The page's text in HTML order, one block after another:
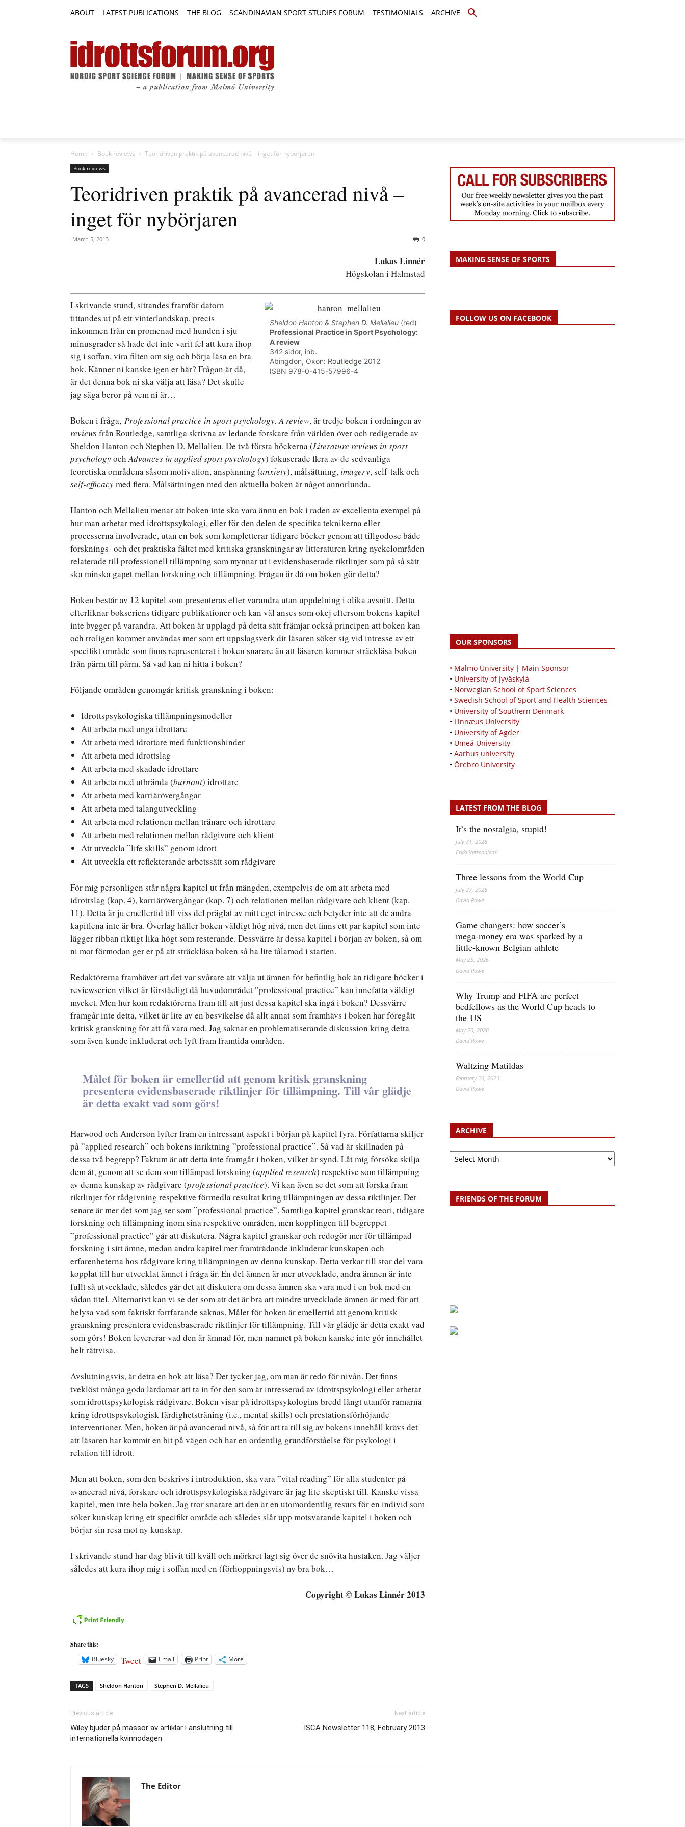
ABOUT LATEST PUBLICATIONS THE BLOG SCANDINAVIAN SPORT STUDIES FORUM TESTIMONIALS ARCHIVE
Home Book reviews Teoridriven praktik på avancerad nivå – inget för nybörjaren
Book reviews
Teoridriven praktik på avancerad nivå –
inget för nybörjaren
March 5, 2013 0
Lukas Linnér
Högskolan i Halmstad
Sheldon Hanton & Stephen D. Mellalieu (red)
Professional Practice in Sport Psychology:
A review
342 sidor, inb.
Abingdon, Oxon: Routledge 2012
ISBN 978-0-415-57996-4
I skrivande stund, sittandes framför datorn
tittandes ut på ett vinterlandskap, precis
inkommen från en promenad med hunden i sju
minusgrader så hade det inte varit fel att kura ihop
sig i soffan, vira filten om sig och börja läsa en bra
bok. Känner ni kanske igen er här? Frågan är då,
är det denna bok ni ska välja att läsa? Det skulle
jag säga beror på vem ni är…
Boken i fråga, Professional practice in sport psychology. A review, är tredje boken i ordningen av
reviewsfrån Routledge, samtliga skrivna av ledande forskare från världen över och redigerade av
Sheldon Hanton och Stephen D. Mellalieu. De två första böckerna (Literature reviews in sport
psychologyoch Advances in applied sport psychology) fokuserade flera av de sedvanliga
teoretiska områdena såsom motivation, anspänning (anxiety), målsättning, imagery, self-talk och
self-efficacymed flera. Målsättningen med den aktuella boken är något annorlunda.
Hanton och Mellalieu menar att boken inte ska vara ännu en bok i raden av excellenta exempel på
hur man arbetar med idrottspsykologi, eller för den delen de specifika teknikerna eller
processerna involverade, utan en bok som kompletterar tidigare böcker genom att tillgodose både
forsknings- och det praktiska fältet med kritiska granskningar av litteraturen kring nyckelområden
relaterade till professionell tillämpning som mynnar ut i evidensbaserade riktlinjer som på så sätt
ska minska gapet mellan forskning och tillämpning. Frågan är då om boken gör detta?
Boken består av 12 kapitel som presenteras efter varandra utan uppdelning i olika avsnitt. Detta
efterliknar bokseriens tidigare publikationer och kan väl anses som okej eftersom bokens kapitel
inte bygger på varandra. Att boken är upplagd på detta sätt främjar också principen att boken kan
och troligen kommer användas mer som ett uppslagsverk dit läsaren söker sig vid intresse av ett
specifikt område som finns representerat i boken snarare än att läsaren kommer sträckläsa boken
från pärm till pärm. Så vad kan ni hitta i boken?
Följande områden genomgår kritisk granskning i boken:
Idrottspsykologiska tillämpningsmodeller
Att arbeta med unga idrottare
Att arbeta med idrottare med funktionshinder
Att arbeta med idrottslag
Att arbeta med skadade idrottare
Att arbeta med utbrända (burnout) idrottare
Att arbeta med karriärövergångar
Att arbeta med talangutveckling
Att arbeta med relationen mellan tränare och idrottare
Att arbeta med relationen mellan rådgivare och klient
Att utveckla ”life skills” genom idrott
Att utveckla ett reflekterande arbetssätt som rådgivare
För mig personligen står några kapitel ut från mängden, exempelvis de om att arbeta med
idrottslag (kap. 4), karriärövergångar (kap. 7) och relationen mellan rådgivare och klient (kap.
11). Detta är ju emellertid till viss del präglat av mitt eget intresse och betyder inte att de andra
kapitlena inte är bra. Överlag håller boken väldigt hög nivå, men det finns ett par kapitel som inte
lägger ribban riktigt lika högt som resterande. Dessvärre är dessa kapitel i början av boken, så om
ni mot förmodan ger er på att sträckläsa boken så ha lite tålamod i starten.
Redaktörerna framhäver att det var svårare att välja ut ämnen för befintlig bok än tidigare böcker i
reviewserien vilket är förståeligt då huvudområdet ”professional practice” kan innefatta väldigt
mycket. Men hur kom redaktörerna fram till att just dessa kapitel ska ingå i boken? Dessvärre
framgår inte detta, vilket är lite av en besvikelse då allt annat som framhävs i boken har föregått
kritisk granskning för att få vara med. Jag saknar en problematiserande diskussion kring detta
som även kunde inkluderat och lyft fram framtida områden.
Målet för boken är emellertid att genom kritisk granskning
presentera evidensbaserade riktlinjer för tillämpning. Till vår glädje
är detta exakt vad som görs!
Harwood och Anderson lyfter fram en intressant aspekt i början på kapitel fyra. Författarna skiljer
på ”applied research” och bokens inriktning ”professional practice”. Så vad är skillnaden på
dessa två begrepp? Faktum är att detta inte framgår i boken, vilket är synd. Låt mig försöka skilja
dem åt, genom att se dem som tillämpad forskning (applied research) respektive som tillämpning
av denna kunskap av rådgivare (professional practice). Vi kan även se det som att forska fram
riktlinjer för rådgivning respektive förmedla resultat kring tillämpningen av dessa riktlinjer. Det
senare är mer det som jag ser som ”professional practice”. Samtliga kapitel granskar teori, tidigare
forskning och tillämpning inom sina respektive områden, men kopplingen till begreppet
”professional practice” går att diskutera. Några kapitel granskar och redogör mer för tillämpad
forskning i sitt ämne, medan andra kapitel mer framträdande inkluderar kunskapen och
erfarenheterna hos rådgivare kring tillämpningen av denna kunskap. Detta verkar till stor del vara
kopplat till hur utvecklat ämnet i fråga är. En del ämnen är mer utvecklade, andra ämnen är inte
fullt så utvecklade, således går det att diskutera om dessa ämnen ska vara med i en bok med en
sådan titel. Alternativt kan vi se det som att det är bra att mindre utvecklade ämnen är med för att
belysa vad som faktiskt fortfarande saknas. Målet för boken är emellertid att genom kritisk
granskning presentera evidensbaserade riktlinjer för tillämpning. Till vår glädje är detta exakt vad
som görs! Boken levererar vad den är ämnad för, men namnet på boken kanske inte gör innehållet
helt rättvisa.
Avslutningsvis, är detta en bok att läsa? Det tycker jag, om man är redo för nivån. Det finns
tveklöst många goda lärdomar att ta in för den som är intresserad av idrottspsykologi eller arbetar
som idrottspsykologisk rådgivare. Boken visar på idrottspsykologins bredd långt utanför ramarna
kring idrottspsykologisk färdighetsträning (i.e., mental skills) och prestationsförhöjande
interventioner. Men, boken är på avancerad nivå, så för att ta till sig av bokens innehåll krävs det
att läsaren har kommit en bit på vägen och har en ordentlig grundförståelse för psykologi i
relation till idrott.
Men att boken, som den beskrivs i introduktion, ska vara ”vital reading” för alla studenter på
avancerad nivå, forskare och idrottspsykologiska rådgivare är jag lite skeptiskt till. Kanske vissa
kapitel, men inte hela boken. Jag tror snarare att den är en utomordentlig resurs för en individ som
söker kunskap kring ett specifikt område och således slår upp motsvarande kapitel i boken och
börjar sin resa mot ny kunskap.
I skrivande stund har dag blivit till kväll och mörkret lagt sig över de snövita hustaken. Jag väljer
således att kura ihop mig i soffan med en (förhoppningsvis) ny bra bok…
Copyright © Lukas Linnér 2013
Share this:
Bluesky
Tweet Email Print More
TAGS Sheldon Hanton Stephen D. Mellalieu
Previous article
Wiley bjuder på massor av artiklar i anslutning till
internationella kvinnodagen
Next article
ISCA Newsletter 118, February 2013
The Editor
MAKING SENSE OF SPORTS
FOLLOW US ON FACEBOOK
OUR SPONSORS
• Malmö University | Main Sponsor
• University of Jyväskylä
• Norwegian School of Sport Sciences
• Swedish School of Sport and Health Sciences
• University of Southern Denmark
• Linnæus University
• University of Agder
• Umeå University
• Aarhus university
• Örebro University
LATEST FROM THE BLOG
It’s the nostalgia, stupid!
July 31, 2026
Erkki Vetten­­niemi
Three lessons from the World Cup
July 27, 2026
David Rowe
Game changers: how soccer’s
mega‑money era was sparked by a
little‑known Belgian athlete
May 25, 2026
David Rowe
Why Trump and FIFA are perfect
bedfellows as the World Cup heads to
the US
May 20, 2026
David Rowe
Waltzing Matildas
February 26, 2026
David Rowe
ARCHIVE
Archive
FRIENDS OF THE FORUM